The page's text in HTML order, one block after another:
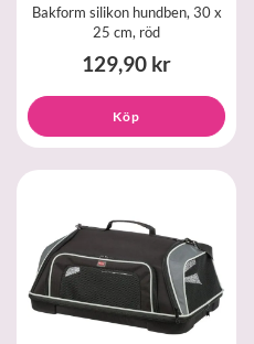
Bakform silikon hundben, 30 x
25 cm, röd
129,90 kr
Köp